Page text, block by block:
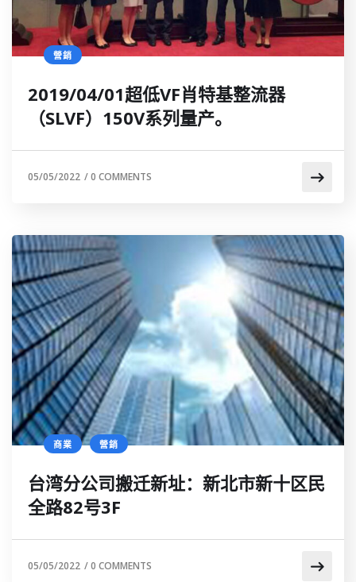
營銷
2019/04/01超低VF肖特基整流器
（SLVF）150V系列量产。
05/05/2022 /0 COMMENTS
商業 營銷
台湾分公司搬迁新址：新北市新十区民
全路82号3F
05/05/2022 /0 COMMENTS